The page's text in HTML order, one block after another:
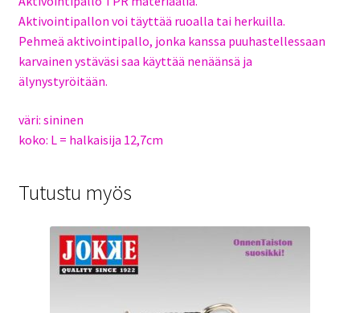
Aktivointipallon voi täyttää ruoalla tai herkuilla.
Pehmeä aktivointipallo, jonka kanssa puuhastellessaan
karvainen ystäväsi saa käyttää nenäänsä ja
älynystyröitään.
väri: sininen
koko: L = halkaisija 12,7cm
Tutustu myös